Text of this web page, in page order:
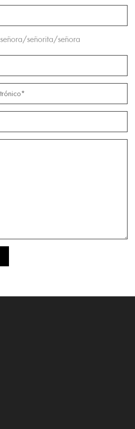
señora/señorita/señora